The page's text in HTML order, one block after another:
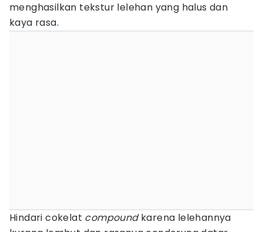
menghasilkan tekstur lelehan yang halus dan
kaya rasa.
Hindari cokelat compoundkarena lelehannya